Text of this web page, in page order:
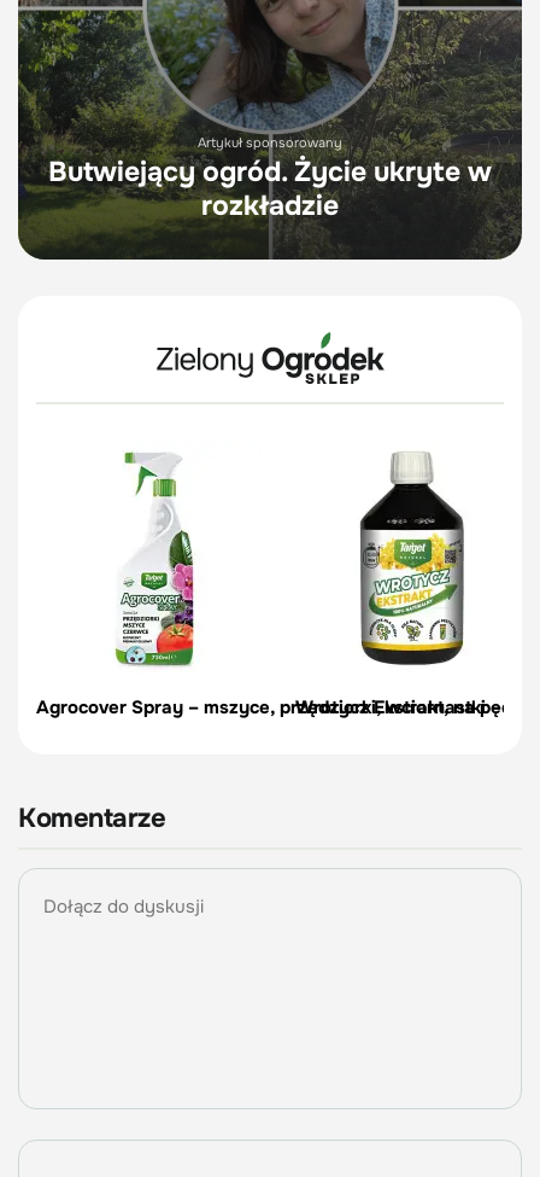
Artykuł sponsorowany
Butwiejący ogród. Życie ukryte w
rozkładzie
Agrocover Spray – mszyce, przędziorki, wciornastki –
Wrotycz Ekstrakt, na
Komentarze